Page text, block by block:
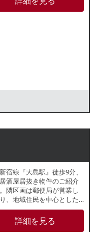
ード中の橋商店街」内に位
める立地です！各業種
宿線『大島駅』徒歩9分、
酒屋居抜き物件のご紹介
隣区画は郵便局が営業し
、地域住民を中心とした
期待できるエリア。カウ
ーや小上がりのある店内は
坪の広さです。諸条件
詳細を見る